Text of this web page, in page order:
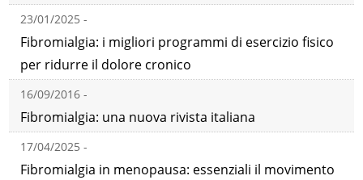
23/01/2025 -
Fibromialgia: i migliori programmi di esercizio fisico
per ridurre il dolore cronico
16/09/2016 -
Fibromialgia: una nuova rivista italiana
17/04/2025 -
Fibromialgia in menopausa: essenziali il movimento